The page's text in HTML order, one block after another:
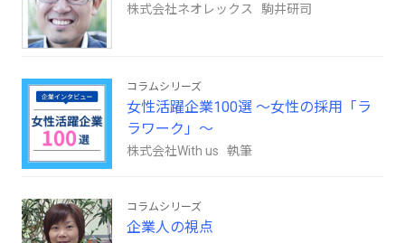
株式会社ネオレックス 駒井研司
コラムシリーズ
女性活躍企業100選 ～女性の採用「ラ
ラワーク」～
株式会社With us 執筆
コラムシリーズ
企業人の視点